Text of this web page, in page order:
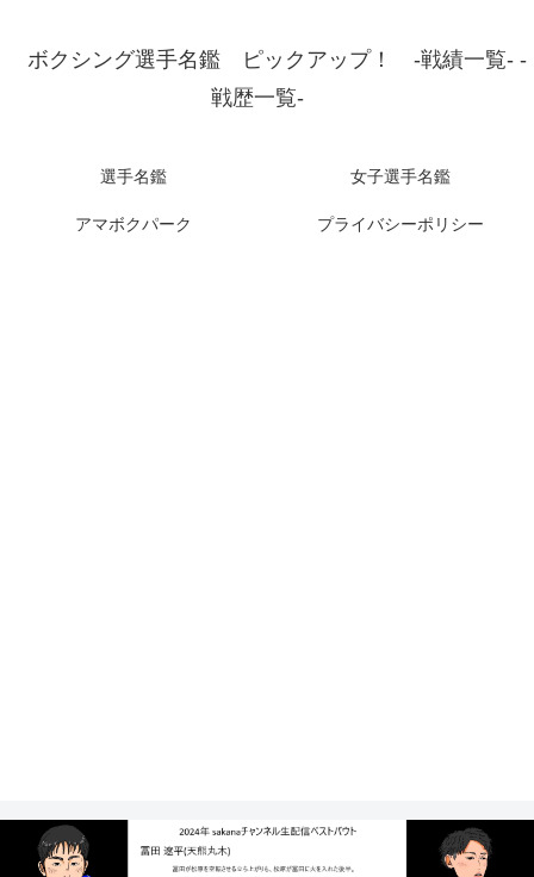
ボクシング選手名鑑 ピックアップ！ -戦績一覧- -
戦歴一覧-
選手名鑑 女子選手名鑑
アマボクパーク プライバシーポリシー